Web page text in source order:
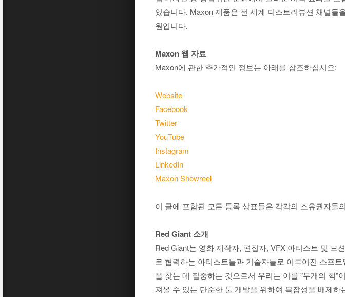
있습니다. Maxon 제품은 전 세계 디스트리뷰션 채널들
원입니다.
Maxon 웹 자료
Maxon에 관한 추가적인 정보는 아래를 참조하십시오:
Website
Facebook
Twitter
YouTube
Instagram
LinkedIn
Maxon Showreel
이 글에 포함된 모든 등록 상표들은 각각의 소유권자들
Red Giant 소개
Red Giant는 영화 제작자, 편집자, VFX 아티스트 및 모
로 협력하는 아티스트들과 기술자들로 이루어진 소프
을 찾는 데 집중하는 것으로서 우리는 이를 "두개의 핵"
져올 수 있는 단순한 툴 개발을 위하여 복잡성을 배제